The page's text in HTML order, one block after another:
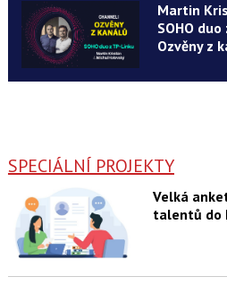
Martin
SOHO
Ozvěny z
SPECIÁLNÍ PROJEKTY
Velká
talentů do